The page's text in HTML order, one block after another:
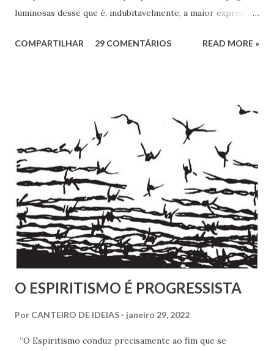
luminosas desse que é, indubitavelmente, a maior expressão
documentos que nos permitem esclarecer um pouco mais
Damas Martins e, particularmente, da querida amiga Lúcia
Bezerra, sobrinha-bisneta de Bezerra, residente em
Fortaleza, conseguimos montar a maior parte desse
intricado quebra-cabeças, cujas informações
compartilhamos neste mês em que relembramos os 180
anos de seu nascimento. Bezerra casou-se...
COMPARTILHAR 29 COMENTÁRIOS READ MORE »
O ESPIRITISMO É PROGRESSISTA
Por CANTEIRO DE IDEIAS janeiro 29, 2022
“O Espiritismo conduz precisamente ao fim que se